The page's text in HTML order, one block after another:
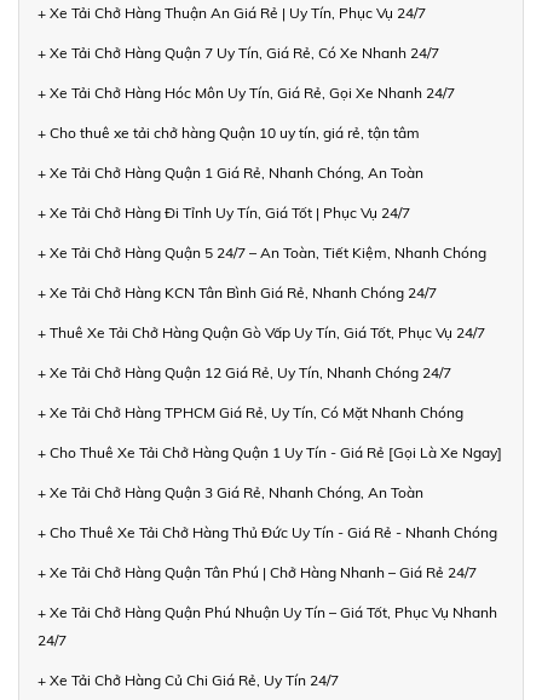
+ Xe Tải Chở Hàng Thuận An Giá Rẻ | Uy Tín, Phục Vụ 24/7
+ Xe Tải Chở Hàng Quận 7 Uy Tín, Giá Rẻ, Có Xe Nhanh 24/7
+ Xe Tải Chở Hàng Hóc Môn Uy Tín, Giá Rẻ, Gọi Xe Nhanh 24/7
+ Cho thuê xe tải chở hàng Quận 10 uy tín, giá rẻ, tận tâm
+ Xe Tải Chở Hàng Quận 1 Giá Rẻ, Nhanh Chóng, An Toàn
+ Xe Tải Chở Hàng Đi Tỉnh Uy Tín, Giá Tốt | Phục Vụ 24/7
+ Xe Tải Chở Hàng Quận 5 24/7 – An Toàn, Tiết Kiệm, Nhanh Chóng
+ Xe Tải Chở Hàng KCN Tân Bình Giá Rẻ, Nhanh Chóng 24/7
+ Thuê Xe Tải Chở Hàng Quận Gò Vấp Uy Tín, Giá Tốt, Phục Vụ 24/7
+ Xe Tải Chở Hàng Quận 12 Giá Rẻ, Uy Tín, Nhanh Chóng 24/7
+ Xe Tải Chở Hàng TPHCM Giá Rẻ, Uy Tín, Có Mặt Nhanh Chóng
+ Cho Thuê Xe Tải Chở Hàng Quận 1 Uy Tín - Giá Rẻ [Gọi Là Xe Ngay]
+ Xe Tải Chở Hàng Quận 3 Giá Rẻ, Nhanh Chóng, An Toàn
+ Cho Thuê Xe Tải Chở Hàng Thủ Đức Uy Tín - Giá Rẻ - Nhanh Chóng
+ Xe Tải Chở Hàng Quận Tân Phú | Chở Hàng Nhanh – Giá Rẻ 24/7
+ Xe Tải Chở Hàng Quận Phú Nhuận Uy Tín – Giá Tốt, Phục Vụ Nhanh
24/7
+ Xe Tải Chở Hàng Củ Chi Giá Rẻ, Uy Tín 24/7